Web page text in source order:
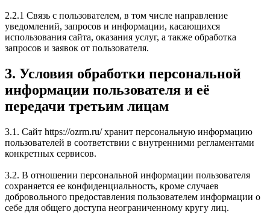
2.2.1 Связь с пользователем, в том числе направление
уведомлений, запросов и информации, касающихся
использования сайта, оказания услуг, а также обработка
запросов и заявок от пользователя.
3. Условия обработки персональной
информации пользователя и её
передачи третьим лицам
3.1. Сайт https://ozrm.ru/ хранит персональную информацию
пользователей в соответствии с внутренними регламентами
конкретных сервисов.
3.2. В отношении персональной информации пользователя
сохраняется ее конфиденциальность, кроме случаев
добровольного предоставления пользователем информации о
себе для общего доступа неограниченному кругу лиц.